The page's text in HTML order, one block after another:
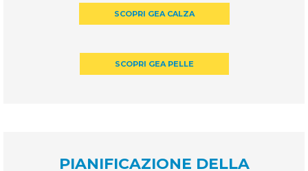
SCOPRI GEA CALZA
SCOPRI GEA PELLE
PIANIFICAZIONE DELLA